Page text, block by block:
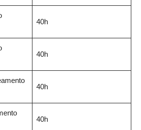
40h
40h
40h
40h